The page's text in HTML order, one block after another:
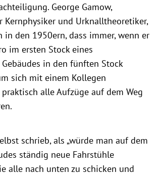
George Gamow,
Kernphysiker und Urknalltheoretiker,
in den 1950ern, dass immer, wenn er
im ersten Stock eines
in den fünften Stock
sich mit einem Kollegen
alle Aufzüge auf dem Weg
schrieb, als „würde man auf dem
ständig neue Fahrstühle
alle nach unten zu schicken und